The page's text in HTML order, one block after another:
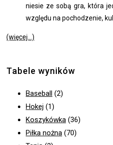
niesie ze sobą gra, która
względu na pochodzenie,
(więcej…)
Tabele wyników
Baseball (2)
Hokej (1)
Koszykówka (36)
Piłka nożna (70)